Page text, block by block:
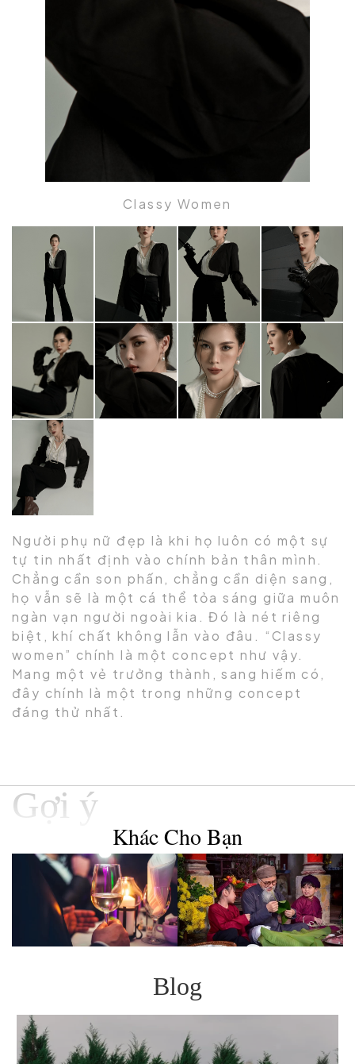
Classy Women
Người phụ nữ đẹp là khi họ luôn có một sự
tự tin nhất định vào chính bản thân mình.
Chẳng cần son phấn, chẳng cần diện sang,
họ vẫn sẽ là một cá thể tỏa sáng giữa muôn
ngàn vạn người ngoài kia. Đó là nét riêng
biệt, khí chất không lẫn vào đâu. “Classy
women” chính là một concept như vậy.
Mang một vẻ trưởng thành, sang hiếm có,
đây chính là một trong những concept
đáng thử nhất.
Gợi ý
Khác Cho Bạn
Blog